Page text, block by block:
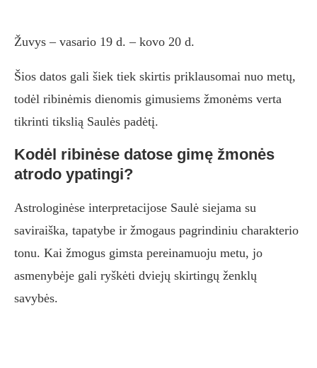
Žuvys – vasario 19 d. – kovo 20 d.
Šios datos gali šiek tiek skirtis priklausomai nuo metų,
todėl ribinėmis dienomis gimusiems žmonėms verta
tikrinti tikslią Saulės padėtį.
Kodėl ribinėse datose gimę žmonės
atrodo ypatingi?
Astrologinėse interpretacijose Saulė siejama su
saviraiška, tapatybe ir žmogaus pagrindiniu charakterio
tonu. Kai žmogus gimsta pereinamuoju metu, jo
asmenybėje gali ryškėti dviejų skirtingų ženklų
savybės.